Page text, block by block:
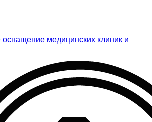
оснащение медицинских клиник и